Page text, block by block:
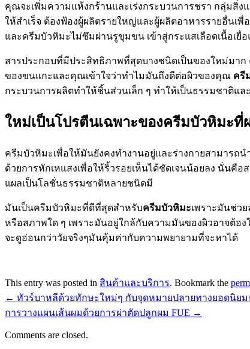
คุณจะเพิ่มความแห้งกร้านและเร่งกระบวนการชรา กลุ่มสิ่
ให้สำเร็จ ต้องฟ้องผู้ผลิตรายใหญ่และผู้ผลิตอาหารรายอื่นเ
และครีมบัวหิมะไม่ซึมผ่านรูขุมขน เข้าสู่กระแสเลือดเนื้อเ
สารประกอบที่มีประสิทธิภาพที่สุดบางชนิดเป็นของใหม่มา
ของขนแกะและคุณเข้าใจว่าทำไมมันถึงดีต่อผิวของคุณ ครี
กระบวนการผลิตทำให้ชิ้นส่วนเล็ก ๆ ทำให้เป็นธรรมชาติแ
ใหม่เป็นโปรตีนเฉพาะของครีมบัวหิมะที่
ครีมบัวหิมะเพื่อให้มันยังคงทำงานอยู่และร่างกายสามารถ
ด้วยการหักเหแสงเพื่อให้ริ้วรอยเห็นได้ชัดเจนน้อยลง นั่นคื
แผลเป็นโลชั่นธรรมชาติหลายชนิดมี
มันเป็นครีมบัวหิมะที่ดีที่สุดสำหรับครีมบัวหิมะเพราะมันช่ว
หรือสภาพใด ๆ เพราะมันอยู่ใกล้กับความมันของผิวอาจต้อ
จะดูอ่อนกว่าวัยจริงๆมันคุ้มค่ากับความพยายามที่จะหาได้
This entry was posted in สินค้าและบริการ. Bookmark the
← ทัวร์บาหลีด้วยทักษะใหม่ๆ กับจุดหมายปลายทางยอดนิยม
การวางแผนเส้นผมด้วยการผ่าตัดปลูกผม FUE →
Comments are closed.